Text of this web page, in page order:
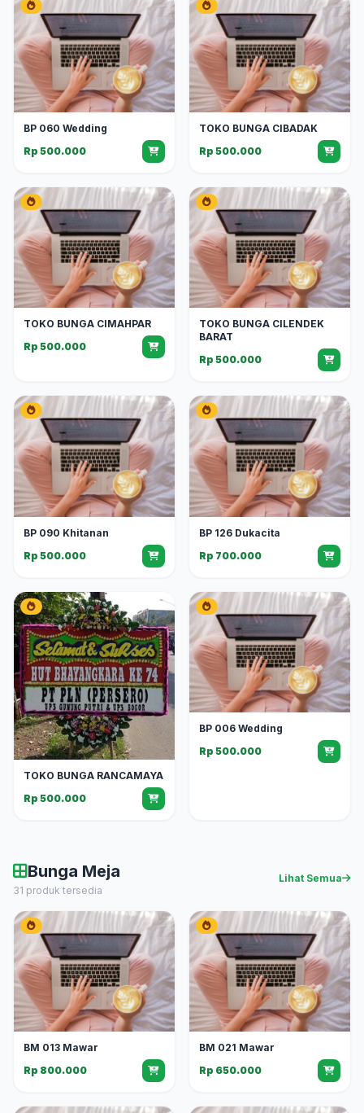
BP 060 Wedding
Rp 500.000
TOKO BUNGA CIBADAK
Rp 500.000
TOKO BUNGA CIMAHPAR
Rp 500.000
TOKO BUNGA CILENDEK
BARAT
Rp 500.000
BP 090 Khitanan
Rp 500.000
BP 126 Dukacita
Rp 700.000
TOKO BUNGA RANCAMAYA
Rp 500.000
BP 006 Wedding
Rp 500.000
Bunga Meja
31 produk tersedia
Lihat Semua
BM 013 Mawar
Rp 800.000
BM 021 Mawar
Rp 650.000